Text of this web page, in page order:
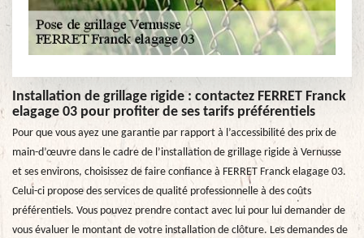
Installation de grillage rigide : contactez FERRET Franck
elagage 03 pour profiter de ses tarifs préférentiels
Pour que vous ayez une garantie par rapport à l’accessibilité des prix de
main-d’œuvre dans le cadre de l’installation de grillage rigide à Vernusse
et ses environs, choisissez de faire confiance à FERRET Franck elagage 03.
Celui-ci propose des services de qualité professionnelle à des coûts
préférentiels. Vous pouvez prendre contact avec lui pour lui demander de
vous évaluer le montant de votre installation de clôture. Les demandes de